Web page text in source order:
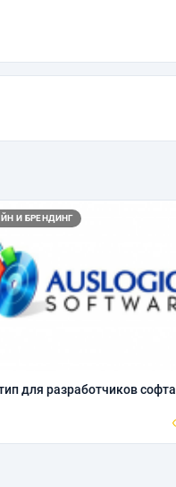
И БРЕНДИНГ
для разработчиков софта